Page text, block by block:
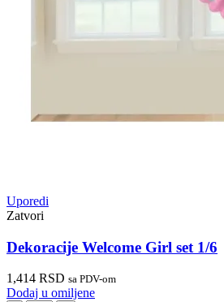
Uporedi
Zatvori
Dekoracije Welcome Girl set 1/6
1,414 RSD sa PDV-om
Dodaj u omiljene